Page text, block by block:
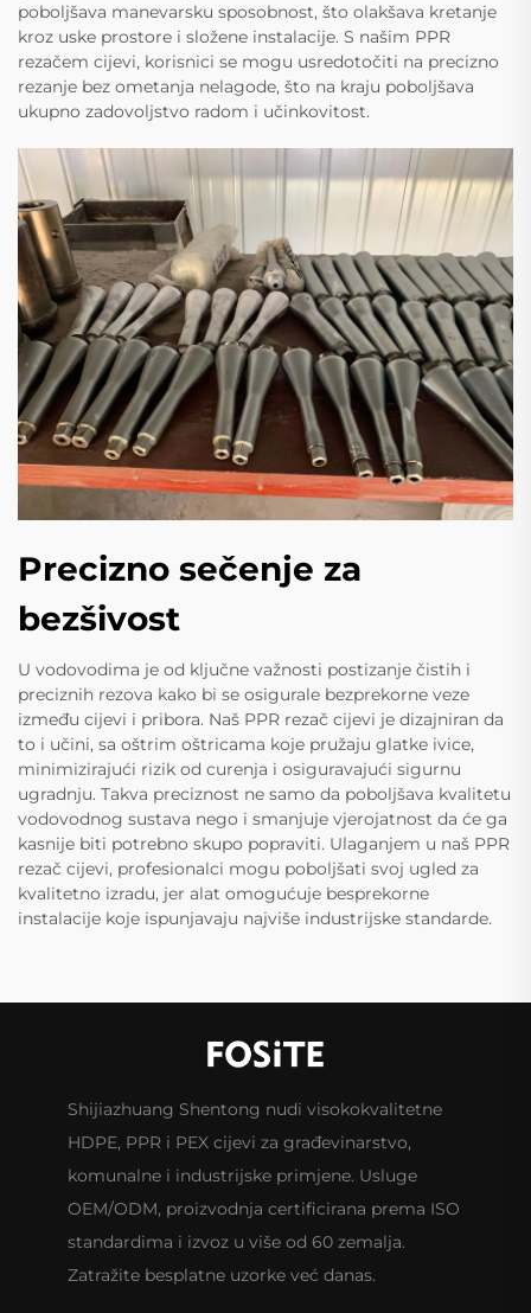
poboljšava manevarsku sposobnost, što olakšava kretanje
kroz uske prostore i složene instalacije. S našim PPR
rezačem cijevi, korisnici se mogu usredotočiti na precizno
rezanje bez ometanja nelagode, što na kraju poboljšava
ukupno zadovoljstvo radom i učinkovitost.
Precizno sečenje za
bezšivost
U vodovodima je od ključne važnosti postizanje čistih i
preciznih rezova kako bi se osigurale bezprekorne veze
između cijevi i pribora. Naš PPR rezač cijevi je dizajniran da
to i učini, sa oštrim oštricama koje pružaju glatke ivice,
minimizirajući rizik od curenja i osiguravajući sigurnu
ugradnju. Takva preciznost ne samo da poboljšava kvalitetu
vodovodnog sustava nego i smanjuje vjerojatnost da će ga
kasnije biti potrebno skupo popraviti. Ulaganjem u naš PPR
rezač cijevi, profesionalci mogu poboljšati svoj ugled za
kvalitetno izradu, jer alat omogućuje besprekorne
instalacije koje ispunjavaju najviše industrijske standarde.
Shijiazhuang Shentong nudi visokokvalitetne
HDPE, PPR i PEX cijevi za građevinarstvo,
komunalne i industrijske primjene. Usluge
OEM/ODM, proizvodnja certificirana prema ISO
standardima i izvoz u više od 60 zemalja.
Zatražite besplatne uzorke već danas.